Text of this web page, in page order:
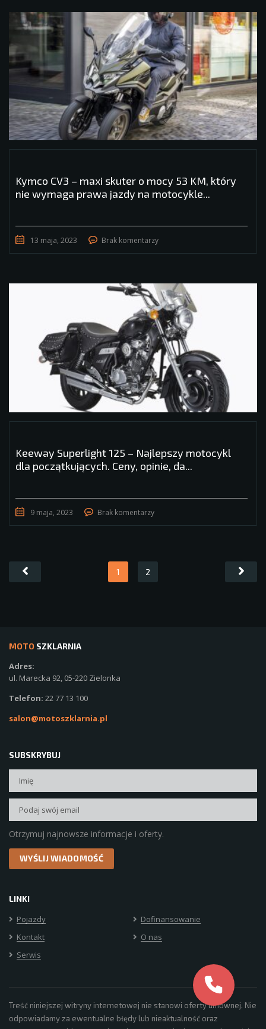
Kymco CV3 – maxi skuter o mocy 53 KM, który
nie wymaga prawa jazdy na motocykle...
13 maja, 2023 Brak komentarzy
Keeway Superlight 125 – Najlepszy motocykl
dla początkujących. Ceny, opinie, da...
9 maja, 2023 Brak komentarzy
1 2
MOTO SZKLARNIA
Adres:
ul. Marecka 92, 05-220 Zielonka
Telefon: 22 77 13 100
salon@motoszklarnia.pl
SUBSKRYBUJ
Otrzymuj najnowsze informacje i oferty.
LINKI
Pojazdy
Dofinansowanie
Kontakt
O nas
Serwis
Treść niniejszej witryny internetowej nie stanowi oferty umownej. Nie
odpowiadamy za ewentualne błędy lub nieaktualność oraz